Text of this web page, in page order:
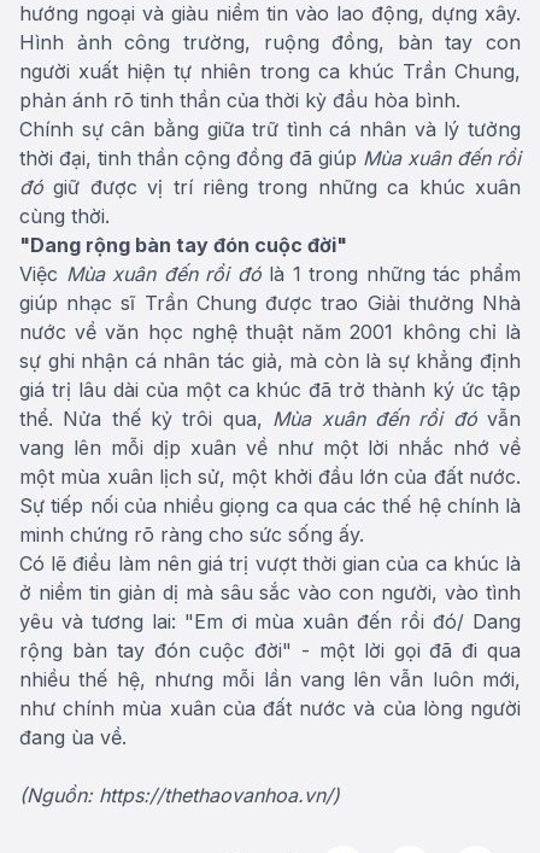
hướng ngoại và giàu niềm tin vào lao động, dựng xây.
Hình ảnh công trường, ruộng đồng, bàn tay con
người xuất hiện tự nhiên trong ca khúc Trần Chung,
phản ánh rõ tinh thần của thời kỳ đầu hòa bình.
Chính sự cân bằng giữa trữ tình cá nhân và lý tưởng
thời đại, tinh thần cộng đồng đã giúp Mùa xuân đến rồi
đó giữ được vị trí riêng trong những ca khúc xuân
cùng thời.
"Dang rộng bàn tay đón cuộc đời"
Việc Mùa xuân đến rồi đólà 1 trong những tác phẩm
giúp nhạc sĩ Trần Chung được trao Giải thưởng Nhà
nước về văn học nghệ thuật năm 2001 không chỉ là
sự ghi nhận cá nhân tác giả, mà còn là sự khẳng định
giá trị lâu dài của một ca khúc đã trở thành ký ức tập
thể. Nửa thế kỷ trôi qua, Mùa xuân đến rồi đóvẫn
vang lên mỗi dịp xuân về như một lời nhắc nhớ về
một mùa xuân lịch sử, một khởi đầu lớn của đất nước.
Sự tiếp nối của nhiều giọng ca qua các thế hệ chính là
minh chứng rõ ràng cho sức sống ấy.
Có lẽ điều làm nên giá trị vượt thời gian của ca khúc là
ở niềm tin giản dị mà sâu sắc vào con người, vào tình
yêu và tương lai: "Em ơi mùa xuân đến rồi đó/ Dang
rộng bàn tay đón cuộc đời" - một lời gọi đã đi qua
nhiều thế hệ, nhưng mỗi lần vang lên vẫn luôn mới,
như chính mùa xuân của đất nước và của lòng người
đang ùa về.
(Nguồn: https://thethaovanhoa.vn/)